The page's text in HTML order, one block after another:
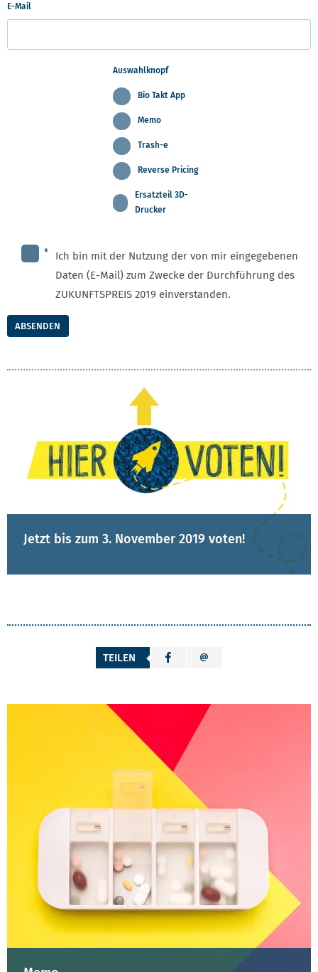
E-Mail
Auswahlknopf
Bio Takt App
Memo
Trash-e
Reverse Pricing
Ersatzteil 3D-
Drucker
*
Ich bin mit der Nutzung der von mir eingegebenen
Daten (E-Mail) zum Zwecke der Durchführung des
ZUKUNFTSPREIS 2019 einverstanden.
ABSENDEN
Jetzt bis zum 3. November 2019 voten!
TEILEN